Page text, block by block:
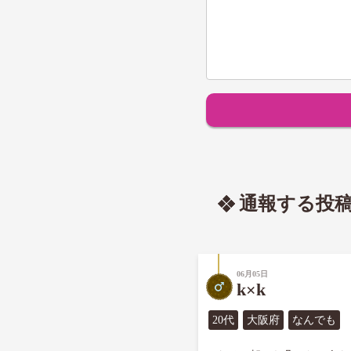
通報する投
06月05日
k×k
20代 大阪府 なんでも